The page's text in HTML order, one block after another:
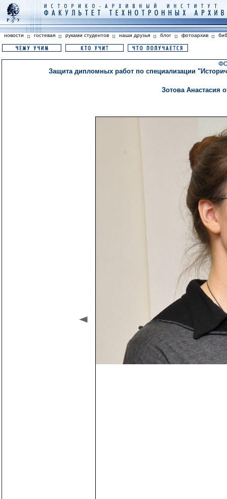
новости гостевая руками студентов наши друзья блог фотоархив
Защита дипломных работ по специализации
Зотова Анастасия